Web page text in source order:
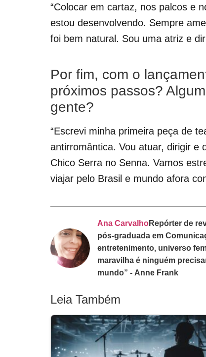
“Colocar em cartaz, nos palcos e
estou desenvolvendo. Sempre
foi bem natural. Sou uma atriz e
Por fim, com o
próximos passos?
gente?
“Escrevi minha primeira peça de
antirromântica. Vou atuar, dirigir e
Chico Serra no Senna. Vamos
viajar pelo Brasil e mundo afora
Ana CarvalhoRepórter de
pós-graduada em
entretenimento, universo
maravilha é ninguém
mundo” - Anne Frank
Leia Também